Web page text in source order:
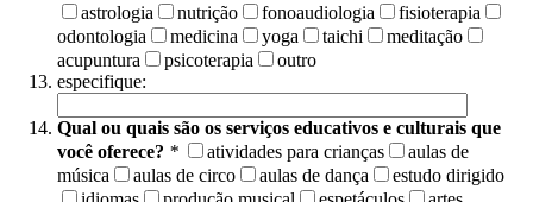
astrologia
nutrição fonoaudiologia
fisioterapia
odontologia
medicina yoga taichi
meditação
acupuntura
psicoterapia
outro
especifique:
Qual ou quais são os serviços educativos e culturais que
você oferece? * atividades para crianças
aulas de
música
aulas de circo aulas de dança
estudo dirigido